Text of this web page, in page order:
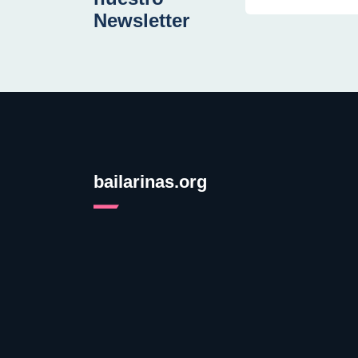
Newsletter
bailarinas.org